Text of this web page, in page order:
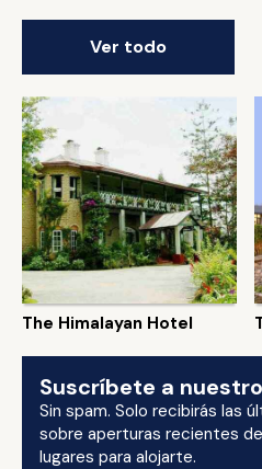
Ver todo
The Himalayan Hotel
Suscríbete a
Sin spam. Solo recibirás las
sobre aperturas recientes
lugares para alojarte.